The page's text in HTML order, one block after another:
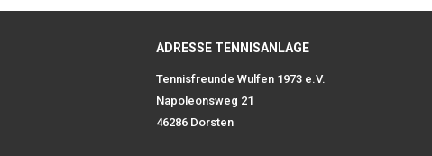
ADRESSE TENNISANLAGE
Tennisfreunde Wulfen 1973 e.V.
Napoleonsweg 21
46286 Dorsten